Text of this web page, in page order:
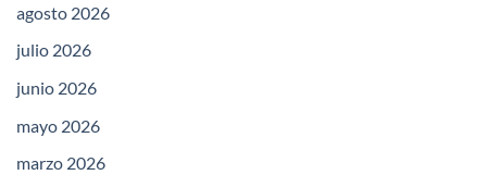
agosto 2026
julio 2026
junio 2026
mayo 2026
marzo 2026